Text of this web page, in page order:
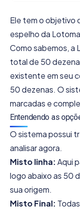
Ele tem o objetivo
espelho da
Como sabemos, a
total de 50
existente em seu
50 dezenas. O
marcadas e
Entendendo as
O sistema possui
analisar agora.
Misto linha:Aqui
logo abaixo as 50
sua origem.
Misto Final: